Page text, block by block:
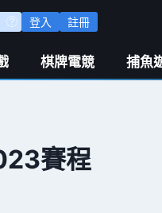
登入 註冊
棋牌電競 捕魚
賽程